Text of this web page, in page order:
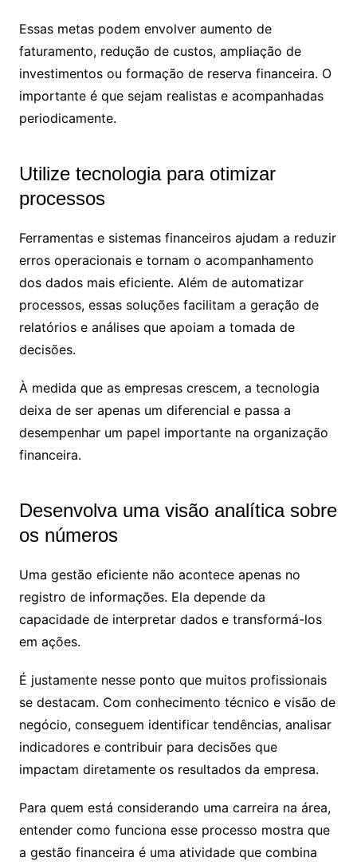
Essas metas podem envolver aumento de
faturamento, redução de custos, ampliação de
investimentos ou formação de reserva financeira. O
importante é que sejam realistas e acompanhadas
periodicamente.
Utilize tecnologia para otimizar
processos
Ferramentas e sistemas financeiros ajudam a reduzir
erros operacionais e tornam o acompanhamento
dos dados mais eficiente. Além de automatizar
processos, essas soluções facilitam a geração de
relatórios e análises que apoiam a tomada de
decisões.
À medida que as empresas crescem, a tecnologia
deixa de ser apenas um diferencial e passa a
desempenhar um papel importante na organização
financeira.
Desenvolva uma visão analítica sobre
os números
Uma gestão eficiente não acontece apenas no
registro de informações. Ela depende da
capacidade de interpretar dados e transformá-los
em ações.
É justamente nesse ponto que muitos profissionais
se destacam. Com conhecimento técnico e visão de
negócio, conseguem identificar tendências, analisar
indicadores e contribuir para decisões que
impactam diretamente os resultados da empresa.
Para quem está considerando uma carreira na área,
entender como funciona esse processo mostra que
a gestão financeira é uma atividade que combina